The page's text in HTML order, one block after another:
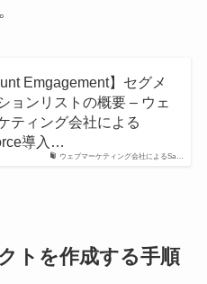
ウェブマーケティング会社によるSa…
Emgagement】セグメ
ョンリストの概要 – ウェ
ティング会社による
導入…
トを作成する手順